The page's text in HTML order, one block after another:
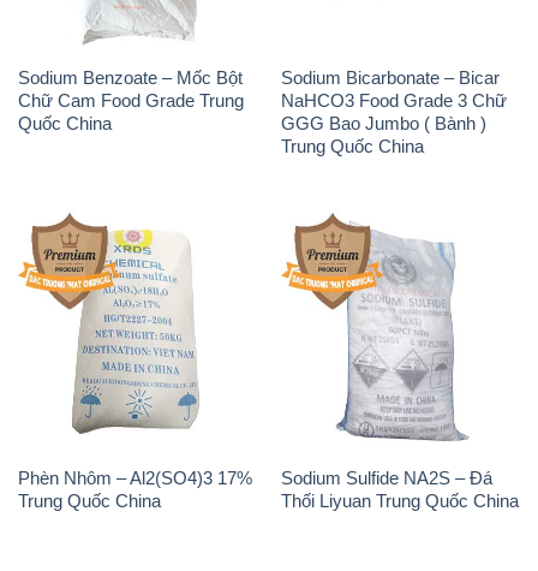
Sodium Benzoate – Mốc Bột
Chữ Cam Food Grade Trung
Quốc China
Sodium Bicarbonate – Bicar
NaHCO3 Food Grade 3 Chữ
GGG Bao Jumbo ( Bành )
Trung Quốc China
Phèn Nhôm – Al2(SO4)3 17%
Trung Quốc China
Sodium Sulfide NA2S – Đá
Thối Liyuan Trung Quốc China